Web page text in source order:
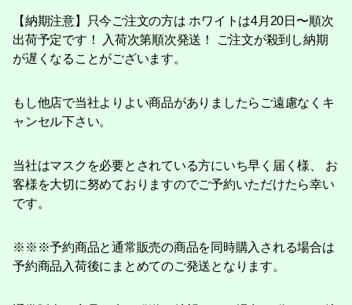
【納期注意】只今ご注文の方は ホワイトは4月20日〜順次
出荷予定です！ 入荷次第順次発送！ ご注文が殺到し納期
が遅くなることがございます。
もし他店で当社よりよい商品がありましたらご遠慮なくキ
ャンセル下さい。
当社はマスクを必要とされている方にいち早く届く様、 お
客様を大切に努めておりますのでご予約いただけたら幸い
です。
※※※予約商品と通常販売の商品を同時購入される場合は
予約商品入荷後にまとめてのご発送となります。